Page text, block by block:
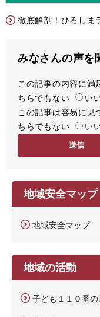
徹底解剖！ひろしま
みなさんの声を
満
足
度
この記事の内容に
ちらでもない
い
容
易
この記事は容易に
ちらでもない
い
地域安全マップ
地域安全マップ
地域の活動
子ども１１０番